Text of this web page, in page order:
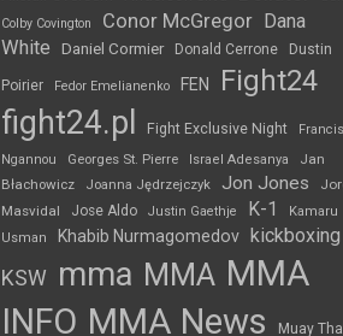
Colby Covington Conor McGregor Dana
White
Daniel Cormier Donald Cerrone Dustin
Poirier Fedor Emelianenko FEN Fight24
fight24.pl Fight Exclusive Night
Francis
Ngannou
Georges St. Pierre Israel Adesanya
Jan
Błachowicz
Joanna Jędrzejczyk Jon Jones
Masvidal
Jose Aldo Justin Gaethje K-1
Kamaru
Usman
Khabib Nurmagomedov kickboxing
KSW mma MMA MMA
INFO MMA News Muay